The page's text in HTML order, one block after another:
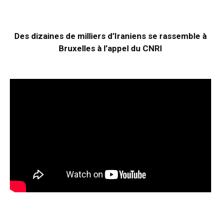
Des dizaines de milliers d’Iraniens se rassemble à
Bruxelles à l’appel du CNRI